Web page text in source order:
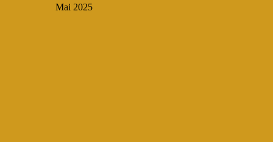
Mai 2025